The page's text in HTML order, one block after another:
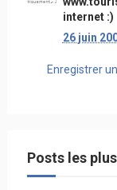
internet :)
26 juin
Enregistrer
Posts les